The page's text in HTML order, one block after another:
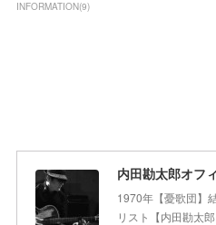
INFORMATION(9)
1970年【憂歌団】
リスト【内田勘太